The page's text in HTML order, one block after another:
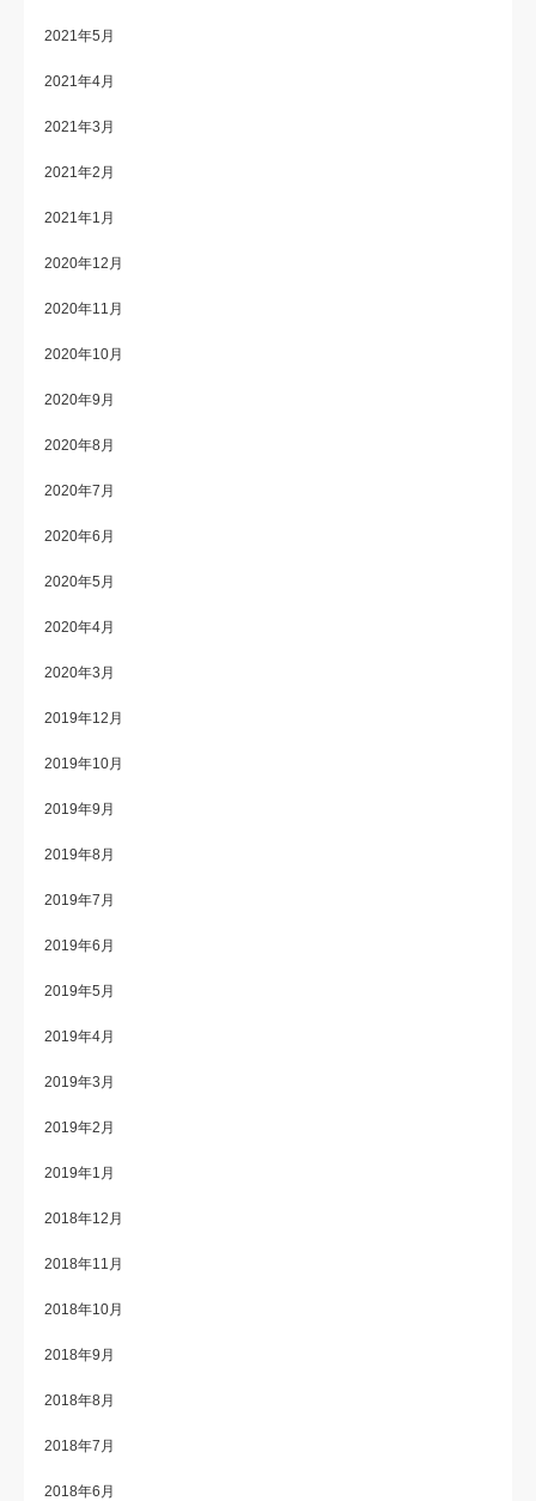
2021年5月
2021年4月
2021年3月
2021年2月
2021年1月
2020年12月
2020年11月
2020年10月
2020年9月
2020年8月
2020年7月
2020年6月
2020年5月
2020年4月
2020年3月
2019年12月
2019年10月
2019年9月
2019年8月
2019年7月
2019年6月
2019年5月
2019年4月
2019年3月
2019年2月
2019年1月
2018年12月
2018年11月
2018年10月
2018年9月
2018年8月
2018年7月
2018年6月